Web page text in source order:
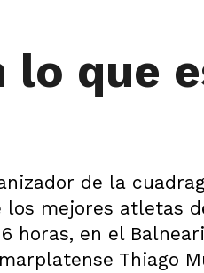
lo que
de la
los mejores atletas
horas, en el
Thiago